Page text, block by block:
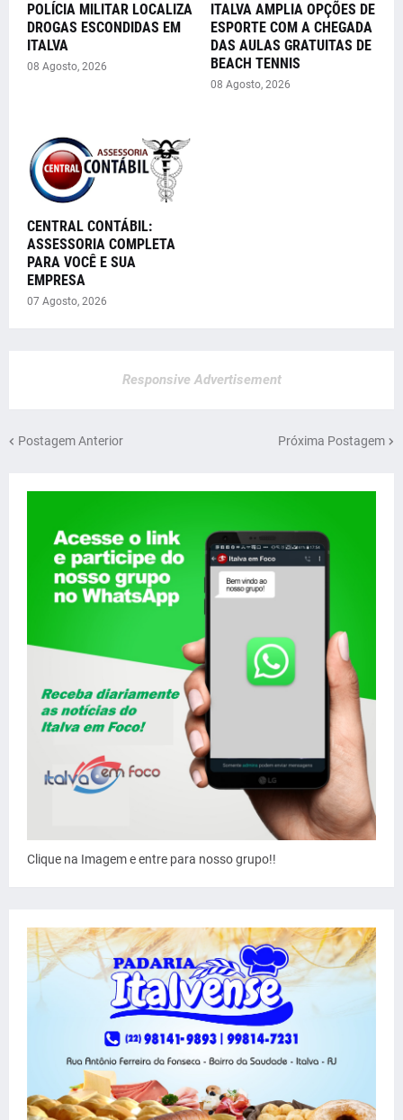
POLÍCIA MILITAR LOCALIZA
DROGAS ESCONDIDAS EM
ITALVA
08 Agosto, 2026
ITALVA AMPLIA OPÇÕES DE
ESPORTE COM A CHEGADA
DAS AULAS GRATUITAS DE
BEACH TENNIS
08 Agosto, 2026
CENTRAL CONTÁBIL:
ASSESSORIA COMPLETA
PARA VOCÊ E SUA
EMPRESA
07 Agosto, 2026
Responsive Advertisement
Postagem Anterior Próxima Postagem
Clique na Imagem e entre para nosso grupo!!